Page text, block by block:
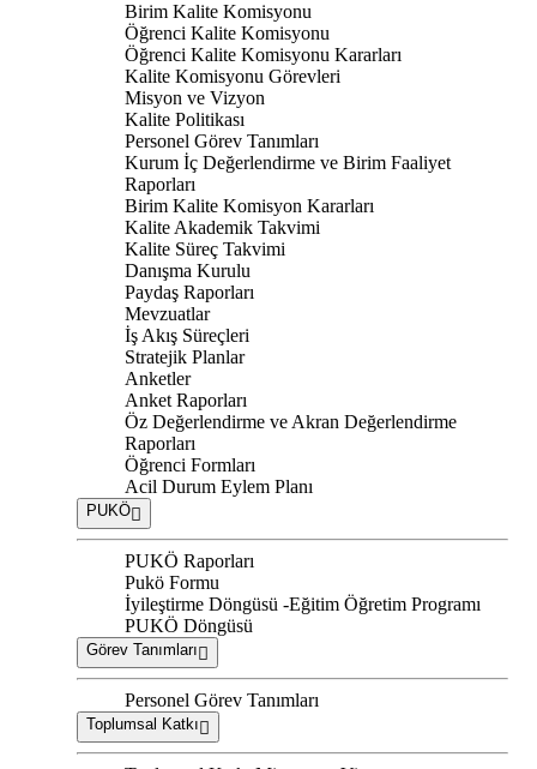
Birim Kalite Komisyonu
Öğrenci Kalite Komisyonu
Öğrenci Kalite Komisyonu Kararları
Kalite Komisyonu Görevleri
Misyon ve Vizyon
Kalite Politikası
Personel Görev Tanımları
Kurum İç Değerlendirme ve Birim Faaliyet
Raporları
Birim Kalite Komisyon Kararları
Kalite Akademik Takvimi
Kalite Süreç Takvimi
Danışma Kurulu
Paydaş Raporları
Mevzuatlar
İş Akış Süreçleri
Stratejik Planlar
Anketler
Anket Raporları
Öz Değerlendirme ve Akran Değerlendirme
Raporları
Öğrenci Formları
Acil Durum Eylem Planı
PUKÖ
PUKÖ Raporları
Pukö Formu
İyileştirme Döngüsü -Eğitim Öğretim Programı
PUKÖ Döngüsü
Görev Tanımları
Personel Görev Tanımları
Toplumsal Katkı